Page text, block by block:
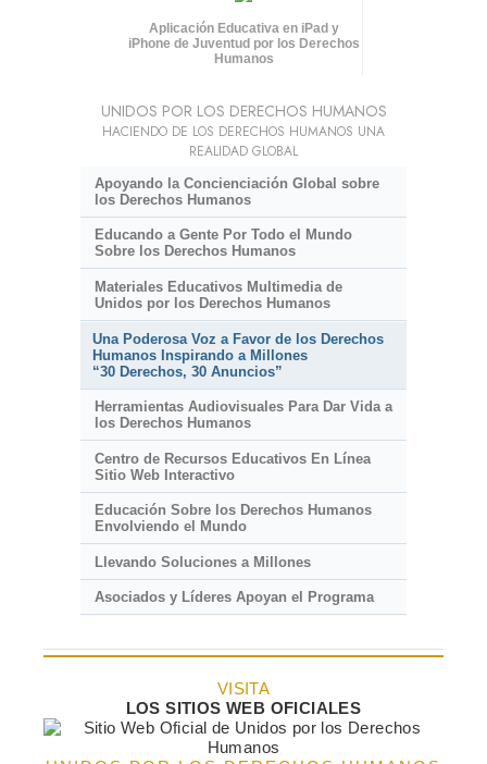
Aplicación Educativa en iPad y
iPhone de Juventud por los Derechos
Humanos
UNIDOS POR LOS DERECHOS HUMANOS
HACIENDO DE LOS DERECHOS HUMANOS UNA
REALIDAD GLOBAL
Apoyando la Concienciación Global sobre
los Derechos Humanos
Educando a Gente Por Todo el Mundo
Sobre los Derechos Humanos
Materiales Educativos Multimedia de
Unidos por los Derechos Humanos
Una Poderosa Voz a Favor de los Derechos
Humanos Inspirando a Millones
“30 Derechos, 30 Anuncios”
Herramientas Audiovisuales Para Dar Vida a
los Derechos Humanos
Centro de Recursos Educativos En Línea
Sitio Web Interactivo
Educación Sobre los Derechos Humanos
Envolviendo el Mundo
Llevando Soluciones a Millones
Asociados y Líderes Apoyan el Programa
VISITA
LOS SITIOS WEB OFICIALES